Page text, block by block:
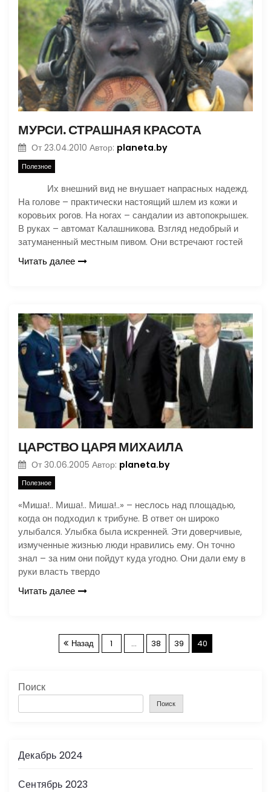
МУРСИ. СТРАШНАЯ КРАСОТА
От 23.04.2010 Автор: planeta.by
Полезное
Их внешний вид не внушает напрасных надежд.
На голове – практически настоящий шлем из кожи и
коровьих рогов. На ногах – сандалии из автопокрышек.
В руках – автомат Калашникова. Взгляд недобрый и
затуманенный местным пивом. Они встречают гостей
Читать далее
ЦАРСТВО ЦАРЯ МИХАИЛА
От 30.06.2005 Автор: planeta.by
Полезное
«Миша!.. Миша!.. Миша!..» – неслось над площадью,
когда он подходил к трибуне. В ответ он широко
улыбался. Улыбка была искренней. Эти доверчивые,
измученные жизнью люди нравились ему. Он точно
знал – за ним они пойдут куда угодно. Они дали ему в
руки власть твердо
Читать далее
П
г
Назад 1 … 38 39 40
Поиск
Поиск
Декабрь 2024
Сентябрь 2023